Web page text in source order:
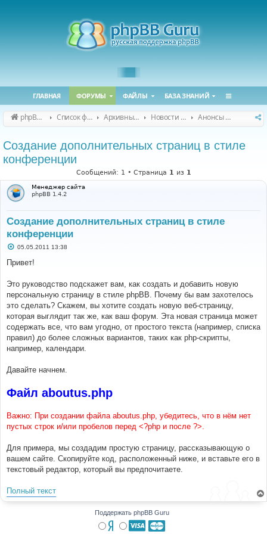
ГЛАВНАЯ ФОРУМЫ ФАЙЛЫ БАЗА ЗНАНИЙ
phpBB Guru Список форумов Архивные форумы Новости и объявления (архив) Анонсы статей
Создание дополнительных страниц в стиле
конференции
Сообщений: 1 • Страница 1 из 1
Менеджер сайта
phpBB 1.4.2
Создание дополнительных страниц в стиле
конференции
С
о
б
е
н
и
е
05.05.2011 13:38
Привет!
Это руководство подскажет вам, как создать и добавить новую
персональную страницу в стиле phpBB. Почему бы вам захотелось
это сделать? Скажем, вы хотите создать новую веб-страницу,
которая выглядит так же, как ваш форум. Эта новая страница может
содержать все, что вам угодно, от простого текста (например, списка
правил) до более сложных вариантов, таких как php-скрипты,
например, календари.
Давайте начнем.
Файл aboutus.php
Важно: При создании файла aboutus.php, убедитесь, что в нём нет
пустых строк и/или пробелов перед <?php и после ?>.
Для примера, мы создадим простую страницу, рассказывающую о
вашем сайте. Скопируйте код, расположенный ниже, и вставьте его в
текстовый редактор, который вы предпочитаете.
Полный текст
Поддержать phpBB Guru